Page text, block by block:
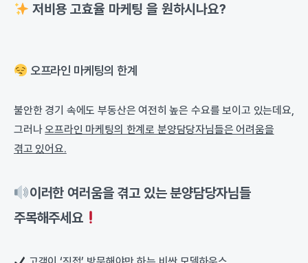
저비용 고효율 마케팅 을 원하시나요?
오프라인 마케팅의 한계
불안한 경기 속에도 부동산은 여전히 높은 수요를 보이고 있는데요,
그러나오프라인 마케팅의 한계로 분양담당자님들은 어려움을
겪고 있어요.
이러한 여러움을 겪고 있는 분양담당자님들
주목해주세요